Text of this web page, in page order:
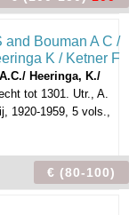
Heeringa, K./
tot 1301. Utr., A.
1920-1959, 5 vols.,
€ (80-100)